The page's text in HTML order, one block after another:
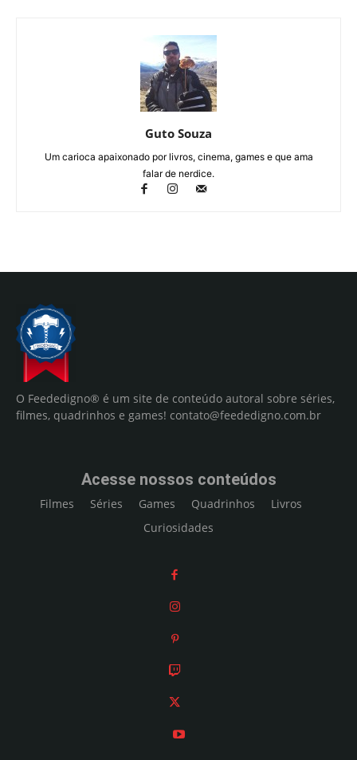
Guto Souza
Um carioca apaixonado por livros, cinema, games e que ama
falar de nerdice.
O Feededigno® é um site de conteúdo autoral sobre séries,
filmes, quadrinhos e games! contato@feededigno.com.br
Acesse nossos conteúdos
Filmes Séries Games Quadrinhos
Livros
Curiosidades